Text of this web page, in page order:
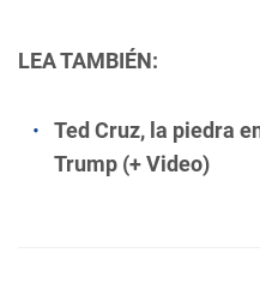
LEA TAMBIÉN:
Ted Cruz, la piedra
Trump (+ Video)